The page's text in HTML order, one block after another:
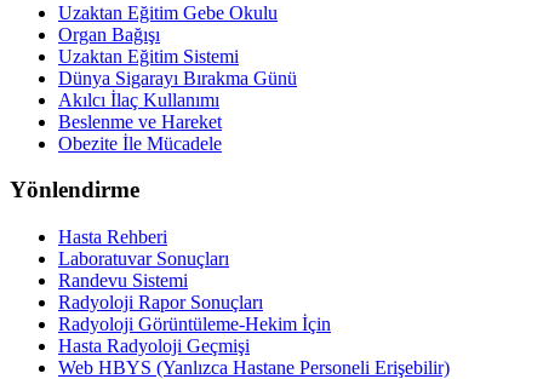
Uzaktan Eğitim Gebe Okulu
Organ Bağışı
Uzaktan Eğitim Sistemi
Dünya Sigarayı Bırakma Günü
Akılcı İlaç Kullanımı
Beslenme ve Hareket
Obezite İle Mücadele
Yönlendirme
Hasta Rehberi
Laboratuvar Sonuçları
Randevu Sistemi
Radyoloji Rapor Sonuçları
Radyoloji Görüntüleme-Hekim İçin
Hasta Radyoloji Geçmişi
Web HBYS (Yanlızca Hastane Personeli Erişebilir)